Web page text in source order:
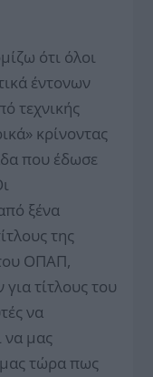
ότι όλοι
έντονων
τεχνικής
κρίνοντας
που έδωσε
ξένα
της
ΟΠΑΠ,
τίτλους του
να
να μας
μας τώρα πως